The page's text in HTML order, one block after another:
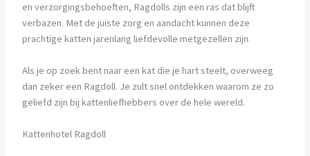
en verzorgingsbehoeften, Ragdolls zijn een ras dat blijft
verbazen. Met de juiste zorg en aandacht kunnen deze
prachtige katten jarenlang liefdevolle metgezellen zijn.
Als je op zoek bent naar een kat die je hart steelt, overweeg
dan zeker een Ragdoll. Je zult snel ontdekken waarom ze zo
geliefd zijn bij kattenliefhebbers over de hele wereld.
Kattenhotel Ragdoll